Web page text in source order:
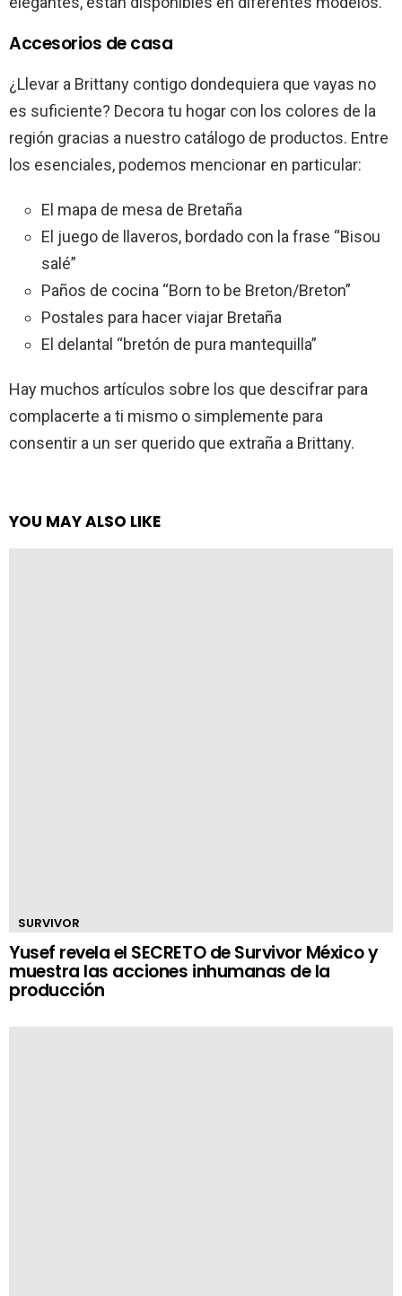
Accesorios de casa
¿Llevar a Brittany contigo dondequiera que vayas no
es suficiente? Decora tu hogar con los colores de la
región gracias a nuestro catálogo de productos. Entre
los esenciales, podemos mencionar en particular:
El mapa de mesa de Bretaña
El juego de llaveros, bordado con la frase “Bisou
salé”
Paños de cocina “Born to be Breton/Breton”
Postales para hacer viajar Bretaña
El delantal “bretón de pura mantequilla”
Hay muchos artículos sobre los que descifrar para
complacerte a ti mismo o simplemente para
consentir a un ser querido que extraña a Brittany.
YOU MAY ALSO LIKE
SURVIVOR
Yusef revela el SECRETO de Survivor México y
muestra las acciones inhumanas de la
producción